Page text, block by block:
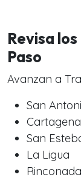
Revisa
Paso
Avanzan a
San
Cartagena
San
La Ligua
Rinconada